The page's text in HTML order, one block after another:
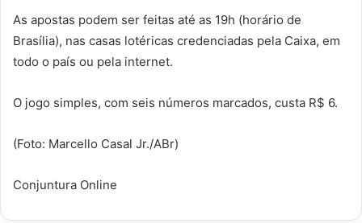
As apostas podem ser feitas até as 19h (horário de
Brasília), nas casas lotéricas credenciadas pela Caixa, em
todo o país ou pela internet.
O jogo simples, com seis números marcados, custa R$ 6.
(Foto: Marcello Casal Jr./ABr)
Conjuntura Online